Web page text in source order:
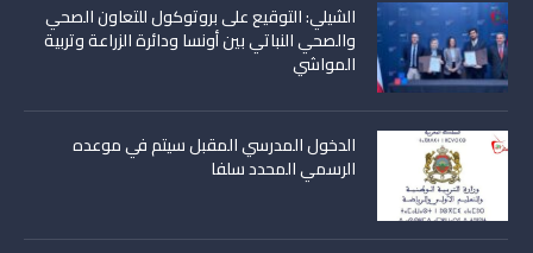
الشيلي: التوقيع على بروتوكول للتعاون الصحي
والصحي النباتي بين أونسا ودائرة الزراعة وتربية
المواشي
الدخول المدرسي المقبل سیتم في موعده
الرسمي المحدد سلفا